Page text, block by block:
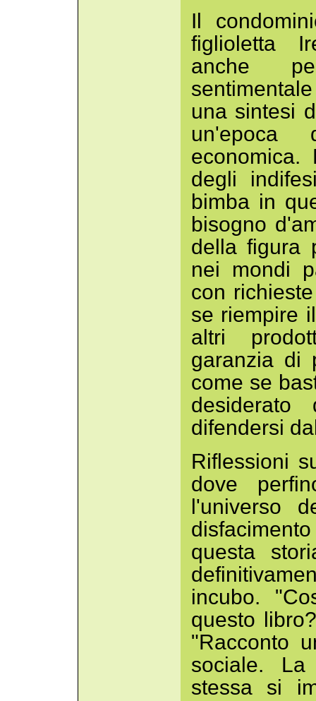
Il
figlioletta
anche
una sintesi
degli
bimba in
bisogno
della figura
nei mondi
con
se riempire
altri
garanzia di
come se
difendersi
Riflessioni
dove
l'universo
questa
incubo.
questo
"Racconto
sociale.
stessa si